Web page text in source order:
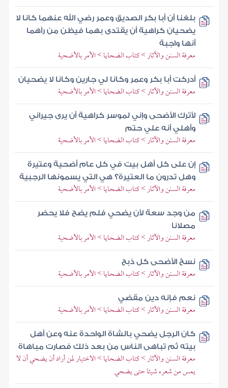
بلغنا أن أبا بكر الصديق وعمر رضي الله عنهما كانا لا
يضحيان كراهية أن يقتدى بهما فيظن من رآهما
أنها واجبة
معرفة السنن والآثار > كتاب الضحايا > الأمر بالأضحية
أدركت أبا بكر وعمر وكانا لي جارين وكانا لا يضحيان
معرفة السنن والآثار > كتاب الضحايا > الأمر بالأضحية
لأترك الأضحى وإني لموسر كراهية أن يرى جيراني
وأهلي أنه علي حتم
معرفة السنن والآثار > كتاب الضحايا > الأمر بالأضحية
إن على كل أهل بيت في كل عام أضحية وعتيرة
وهل تدرون ما العتيرة؟ هي التي يسمونها الرجبية
معرفة السنن والآثار > كتاب الضحايا > الأمر بالأضحية
من وجد سعة لأن يضحي فلم يضح فلا يحضر
مصلانا
معرفة السنن والآثار > كتاب الضحايا > الأمر بالأضحية
نسخ الأضحى كل ذبح
معرفة السنن والآثار > كتاب الضحايا > الأمر بالأضحية
نعم فإنه دين مقضي
معرفة السنن والآثار > كتاب الضحايا > الأمر بالأضحية
كان الرجل يضحي بالشاة الواحدة عنه وعن أهل
بيته ثم تباهى الناس من بعد ذلك فصارت مباهاة
معرفة السنن والآثار > كتاب الضحايا > الاختيار لمن أراد أن يضحي أن لا
يمس من شعره شيئا حتى يضحي